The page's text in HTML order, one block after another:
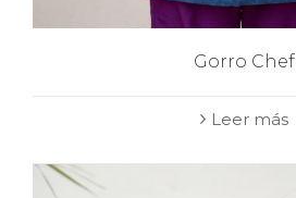
Gorro Chef
Leer más